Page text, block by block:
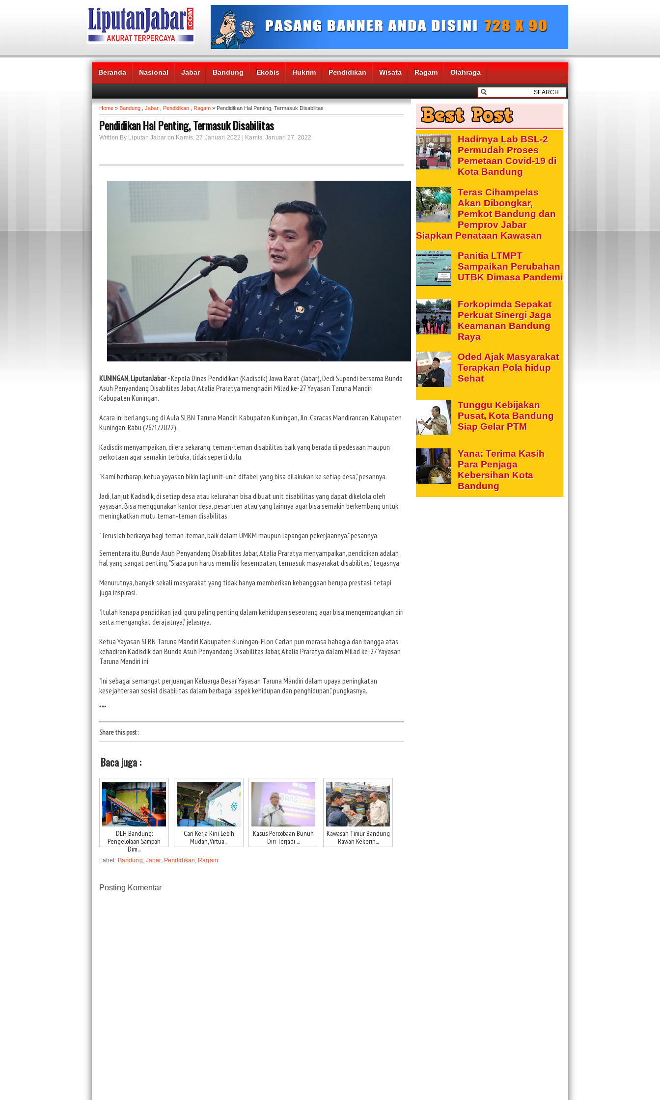
Beranda Nasional Jabar Bandung Ekobis Hukrim Pendidikan Wisata Ragam Olahraga
Headlines News :
Home » Bandung Jabar Pendidikan Ragam » Pendidikan Hal Penting, Termasuk Disabilitas
Pendidikan Hal Penting, Termasuk Disabilitas
Written By Liputan Jabar on Kamis, 27 Januari 2022 | Kamis, Januari 27, 2022
KUNINGAN, LiputanJabar -Kepala Dinas Pendidikan (Kadisdik) Jawa Barat (Jabar), Dedi Supandi bersama Bunda
Asuh Penyandang Disabilitas Jabar, Atalia Praratya menghadiri Milad ke-27 Yayasan Taruna Mandiri
Kabupaten Kuningan.
Acara ini berlangsung di Aula SLBN Taruna Mandiri Kabupaten Kuningan, Jln. Caracas Mandirancan, Kabupaten
Kuningan, Rabu (26/1/2022).
Kadisdik menyampaikan, di era sekarang, teman-teman disabilitas baik yang berada di pedesaan maupun
perkotaan agar semakin terbuka, tidak seperti dulu.
"Kami berharap, ketua yayasan bikin lagi unit-unit difabel yang bisa dilakukan ke setiap desa," pesannya.
Jadi, lanjut Kadisdik, di setiap desa atau kelurahan bisa dibuat unit disabilitas yang dapat dikelola oleh
yayasan. Bisa menggunakan kantor desa, pesantren atau yang lainnya agar bisa semakin berkembang untuk
meningkatkan mutu teman-teman disabilitas.
"Teruslah berkarya bagi teman-teman, baik dalam UMKM maupun lapangan pekerjaannya," pesannya.
Sementara itu, Bunda Asuh Penyandang Disabilitas Jabar, Atalia Praratya menyampaikan, pendidikan adalah
hal yang sangat penting. "Siapa pun harus memiliki kesempatan, termasuk masyarakat disabilitas," tegasnya.
Menurutnya, banyak sekali masyarakat yang tidak hanya memberikan kebanggaan berupa prestasi, tetapi
juga inspirasi.
"Itulah kenapa pendidikan jadi guru paling penting dalam kehidupan seseorang agar bisa mengembangkan diri
serta mengangkat derajatnya," jelasnya.
Ketua Yayasan SLBN Taruna Mandiri Kabupaten Kuningan, Elon Carlan pun merasa bahagia dan bangga atas
kehadiran Kadisdik dan Bunda Asuh Penyandang Disabilitas Jabar, Atalia Praratya dalam Milad ke-27 Yayasan
Taruna Mandiri ini.
"Ini sebagai semangat perjuangan Keluarga Besar Yayasan Taruna Mandiri dalam upaya peningkatan
kesejahteraan sosial disabilitas dalam berbagai aspek kehidupan dan penghidupan," pungkasnya.
***
Share this post:
Baca juga :
DLH Bandung:
Pengelolaan Sampah
Dim...
Cari Kerja Kini Lebih
Mudah, Virtua...
Kasus Percobaan Bunuh
Diri Terjadi ...
Kawasan Timur Bandung
Rawan Kekerin...
Label: Bandung Jabar, Pendidikan Ragam
Posting Komentar
Hadirnya Lab BSL-2
Permudah Proses
Pemetaan Covid-19 di
Kota Bandung
Teras Cihampelas
Akan Dibongkar,
Pemkot Bandung dan
Pemprov Jabar
Siapkan Penataan Kawasan
Panitia LTMPT
Sampaikan Perubahan
UTBK Dimasa Pandemi
Forkopimda Sepakat
Perkuat Sinergi Jaga
Keamanan Bandung
Raya
Oded Ajak Masyarakat
Terapkan Pola hidup
Sehat
Tunggu Kebijakan
Pusat, Kota Bandung
Siap Gelar PTM
Yana: Terima Kasih
Para Penjaga
Kebersihan Kota
Bandung